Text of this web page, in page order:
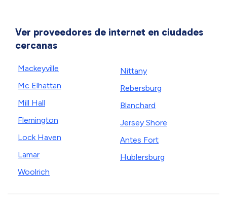
Ver proveedores de internet en ciudades
cercanas
Mackeyville
Mc Elhattan
Mill Hall
Flemington
Lock Haven
Lamar
Woolrich
Nittany
Rebersburg
Blanchard
Jersey Shore
Antes Fort
Hublersburg